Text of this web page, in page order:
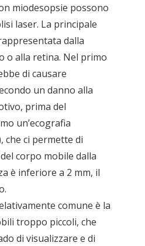
miodesopsie possono
laser. La principale
dalla
o alla retina. Nel primo
di causare
un danno alla
prima del
un’ecografia
che ci permette di
corpo mobile dalla
è inferiore a 2 mm, il
comune è la
troppo piccoli, che
di visualizzare e di